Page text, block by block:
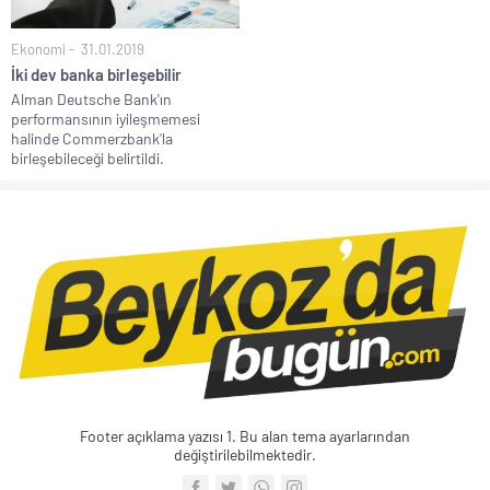
Ekonomi 31.01.2019
İki dev banka birleşebilir
Alman Deutsche Bank'ın
performansının iyileşmemesi
halinde Commerzbank'la
birleşebileceği belirtildi.
Footer açıklama yazısı 1. Bu alan tema ayarlarından
değiştirilebilmektedir.